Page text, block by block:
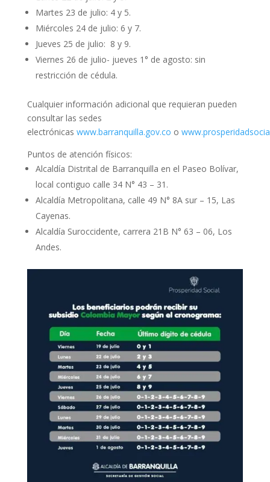
Martes 23 de julio: 4 y 5.
Miércoles 24 de julio: 6 y 7.
Jueves 25 de julio: 8 y 9.
Viernes 26 de julio- jueves 1° de agosto: sin
restricción de cédula.
Cualquier información adicional que requieran pueden
consultar las sedes
electrónicas www.barranquilla.gov.co o
Puntos de atención físicos:
Alcaldía Distrital de Barranquilla en el Paseo Bolívar,
local contiguo calle 34 N° 43 – 31.
Alcaldía Metropolitana, calle 49 N° 8A sur – 15, Las
Cayenas.
Alcaldía Suroccidente, carrera 21B N° 63 – 06, Los
Andes.